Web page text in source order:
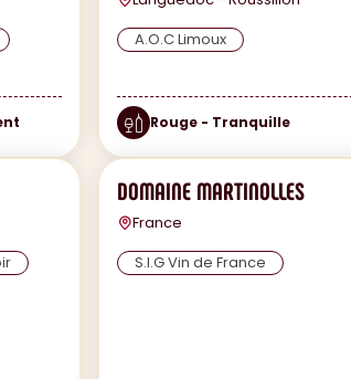
A.O.C Limoux
Rouge - Tranquille
DOMAINE MARTINOLLES
France
S.I.G Vin de France